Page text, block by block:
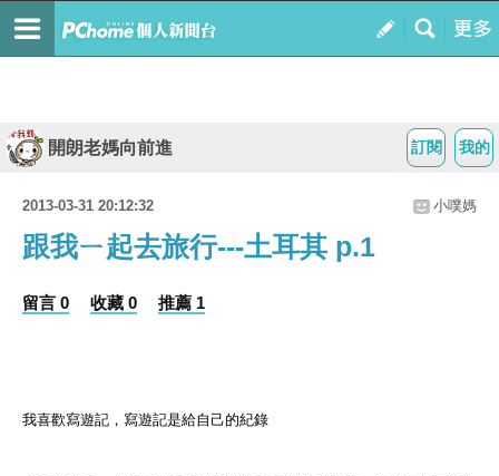
我的
訂閱
開朗老媽向前進
2013-03-31 20:12:32 小噗媽
跟我ㄧ起去旅行---土耳其 p.1
留言 0 收藏 0 推薦 1
我喜歡寫遊記 ，寫遊記是給自己的紀錄